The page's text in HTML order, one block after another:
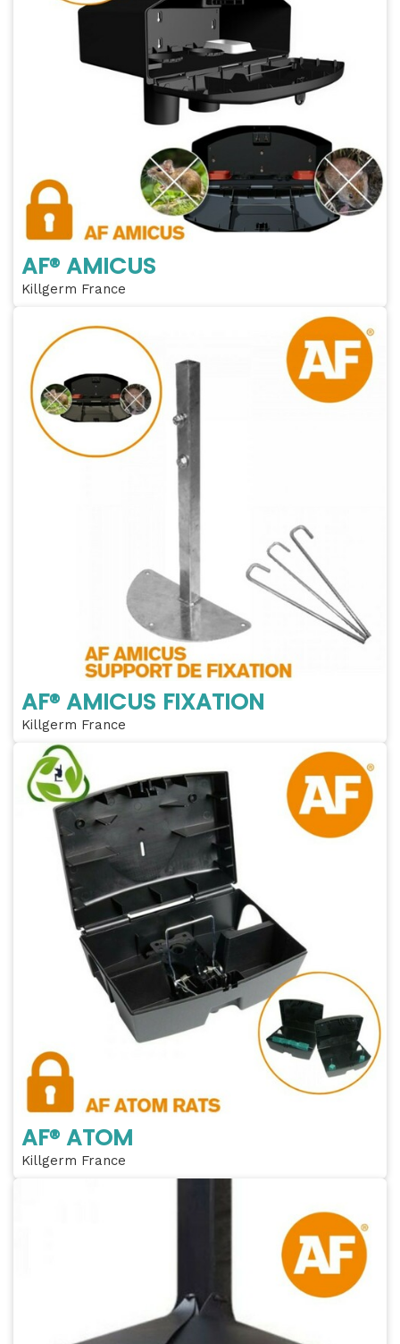
AF® AMICUS
Killgerm France
AF® AMICUS FIXATION
Killgerm France
AF® ATOM
Killgerm France